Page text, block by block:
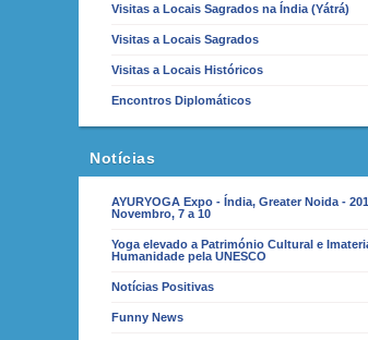
Visitas a Locais Sagrados na Índia (Yátrá)
Visitas a Locais Sagrados
Visitas a Locais Históricos
Encontros Diplomáticos
Notícias
AYURYOGA Expo - Índia, Greater Noida -
Novembro, 7 a 10
Yoga elevado a Património Cultural e
Humanidade pela UNESCO
Notícias Positivas
Funny News